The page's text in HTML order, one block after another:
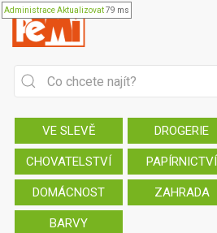
AdministraceAktualizovat79 ms
VE SLEVĚ DROGERIE
CHOVATELSTVÍ PAPÍRNICTVÍ
DOMÁCNOST ZAHRADA
BARVY